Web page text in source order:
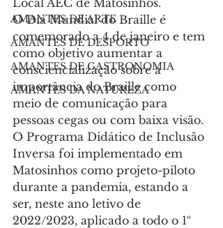
AMANTES DE ARTE
AMANTES DE DESPORTO
AMANTES DE GASTRONOMIA
AMANTES DA NATUREZA
O Dia Mundial do Braille é
comemorado a 4 de janeiro e tem
como objetivo aumentar a
consciencialização sobre a
importância do Braille como
meio de comunicação para
pessoas cegas ou com baixa visão.
O Programa Didático de Inclusão
Inversa foi implementado em
Matosinhos como projeto-piloto
durante a pandemia, estando a
ser, neste ano letivo de
2022/2023, aplicado a todo o 1º